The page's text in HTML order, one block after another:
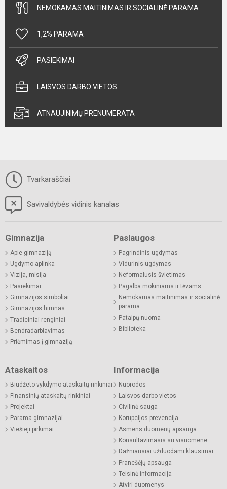
NEMOKAMAS MAITINIMAS IR SOCIALINĖ PARAMA
1,2% PARAMA
PASIEKIMAI
LAISVOS DARBO VIETOS
ATNAUJINIMŲ PRENUMERATA
Tvarkaraščiai
Savivaldybės vidinis kanalas
Gimnazija
Apie gimnaziją
Ugdymo aplinka
Vizija, misija
Pasiekimai
Gimnazijos simboliai
Gimnazijos himnas
Tradiciniai renginiai
Bendradarbiavimas
Priėmimas į gimnaziją
Paslaugos
Pagrindinis ugdymas
Vidurinis ugdymas
Neformalusis švietimas
Pagalba mokiniams ir tėvams
Nemokamas maitinimas ir socialinė
parama
Patalpų nuoma
Biblioteka
Ataskaitos
Biudžeto vykdymo ataskaitų rinkiniai
Finansinių ataskaitų rinkiniai
Projektai
Parama gimnazijai
Viešieji pirkimai
Informacija
Nuorodos
Laisvos darbo vietos
Civilinė sauga
Korupcijos prevencija
Asmens duomenų apsauga
Konsultavimasis su visuomene
Dažniausiai užduodami klausimai
Pranešėjų apsauga
Teisinė informacija
Atviri duomenys